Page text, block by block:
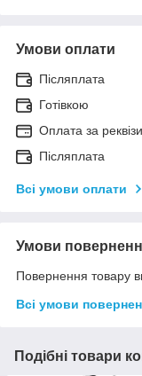
Умови оплати
Післяплата
Готівкою
Оплата за
Післяплата
Всі умови оплати
Умови
Повернення товару
Всі умови
Подібні товари